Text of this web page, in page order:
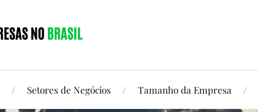
Setores de Negócios Tamanho da Empresa